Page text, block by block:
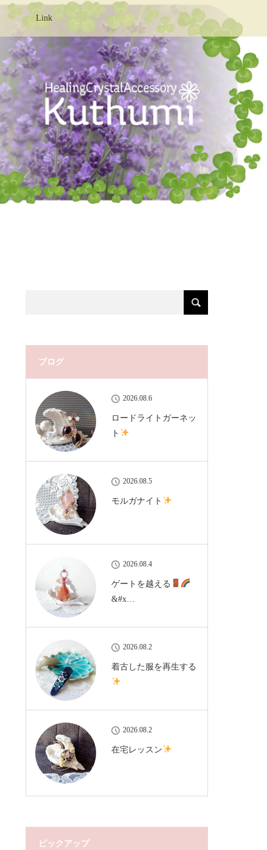
Link
ブログ
2026.08.6
ロードライトガーネッ
ト
2026.08.5
モルガナイト
2026.08.4
ゲートを越える
&#x…
2026.08.2
着古した服を再生する
2026.08.2
在宅レッスン
ピックアップ